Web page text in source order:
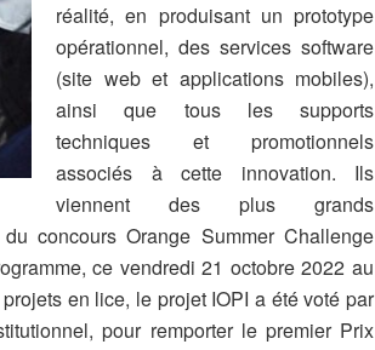
réalité, en produisant un prototype
opérationnel, des services software
(site web et applications mobiles),
ainsi que tous les supports
techniques et promotionnels
associés à cette innovation. Ils
viennent des plus grands
concours Orange Summer Challenge
ce vendredi 21 octobre 2022 au
en lice, le projet IOPI a été voté par
pour remporter le premier Prix